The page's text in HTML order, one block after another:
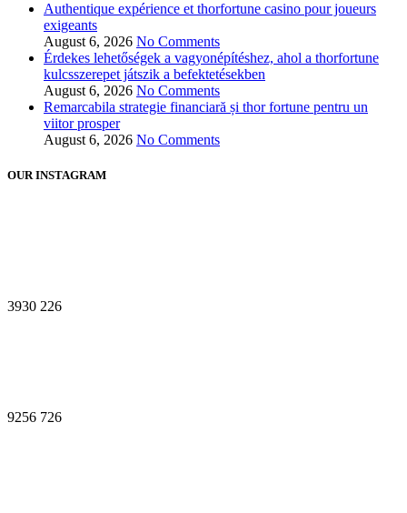
Authentique expérience et thorfortune casino pour joueurs
exigeants
August 6, 2026 No Comments
Érdekes lehetőségek a vagyonépítéshez, ahol a thorfortune
kulcsszerepet játszik a befektetésekben
August 6, 2026 No Comments
Remarcabila strategie financiară și thor fortune pentru un
viitor prosper
August 6, 2026 No Comments
OUR INSTAGRAM
3930 226
9256 726